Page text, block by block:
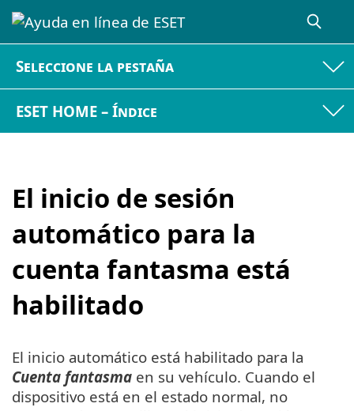
Seleccione la pestaña
ESET HOME – Índice
El inicio de sesión
automático para la
cuenta fantasma está
habilitado
El inicio automático está habilitado para la
Cuenta fantasma en su vehículo. Cuando el
dispositivo está en el estado normal, no